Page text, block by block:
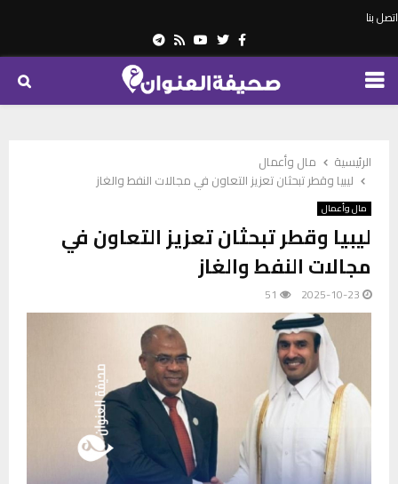
اتصل بنا
Facebook
Twitter
Youtube
Rss
Telegram
PRIMARY
الرئيسية
مال وأعمال
ليبيا وقطر تبحثان تعزيز التعاون في مجالات النفط والغاز
مال وأعمال
ليبيا وقطر تبحثان تعزيز التعاون في
مجالات النفط والغاز
2025-10-23
51